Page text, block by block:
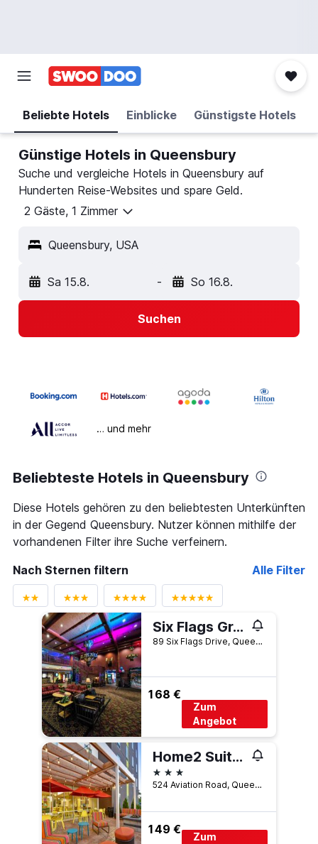
Beliebte Hotels Einblicke Günstigste Hotels
Günstige Hotels in Queensbury
Suche und vergleiche Hotels in Queensbury auf
Hunderten Reise-Websites und spare Geld.
2 Gäste, 1 Zimmer
Queensbury, USA
Sa 15.8. - So 16.8.
Suchen
… und mehr
Beliebteste Hotels in Queensbury
Diese Hotels gehören zu den beliebtesten Unterkünften
in der Gegend Queensbury. Nutzer können mithilfe der
vorhandenen Filter ihre Suche verfeinern.
Nach Sternen filtern
Alle Filter
Six Flags Great Escape Lodge & Indoor Waterpark
89 Six Flags Drive, Queensbury, NY, USA
168 €
Zum
Angebot
Home2 Suites by Hilton Queensbury Lake George
3 Sterne
524 Aviation Road, Queensbury, NY, USA
149 €
Zum